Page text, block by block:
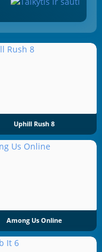
Uphill Rush 8
Among Us Online